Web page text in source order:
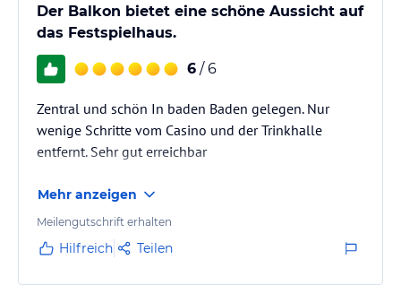
Der Balkon bietet eine schöne Aussicht auf
das Festspielhaus.
6 / 6
Zentral und schön In baden Baden gelegen. Nur
wenige Schritte vom Casino und der Trinkhalle
entfernt. Sehr gut erreichbar
Mehr anzeigen
Meilengutschrift erhalten
Hilfreich Teilen